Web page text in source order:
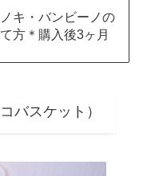
キ・バンビーノの
方＊購入後3ヶ月
バスケット）